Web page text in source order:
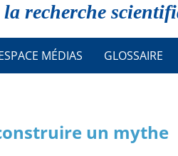
recherche
MÉDIAS GLOSSAIRE
un mythe